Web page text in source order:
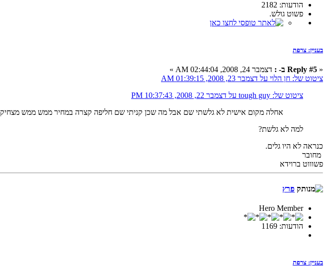
הודעות: 2182
פשוט גולש.
בעניין: צרפת
« Reply #5 ב- :
דצמבר 24, 2008, 02:44:04 AM »
ציטוט של: חן הלוי על דצמבר 23, 2008, 01:39:15 AM
ציטוט של: tough guy על דצמבר 22, 2008, 10:37:43 PM
אחלה מקום אישית לא גלשתי שם אבל מה שכן קניתי שם חליפה קצרה במחיר ממש ממש מצחיק
למה לא גלשת?
כנראה לא היו גלים.
מחובר
פשוווט ברוידא
פרץ
Hero Member
הודעות: 1169
בעניין: צרפת